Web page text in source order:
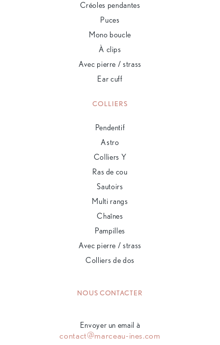
Créoles pendantes
Puces
Mono boucle
À clips
Avec pierre / strass
Ear cuff
COLLIERS
Pendentif
Astro
Colliers Y
Ras de cou
Sautoirs
Multi rangs
Chaînes
Pampilles
Avec pierre / strass
Colliers de dos
NOUS CONTACTER
Envoyer un email à
contact@marceau-ines.com